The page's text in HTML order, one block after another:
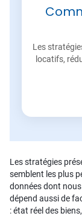
Les
locatifs,
Les stratégies
semblent les plus
données dont
dépend aussi de
: état réel des